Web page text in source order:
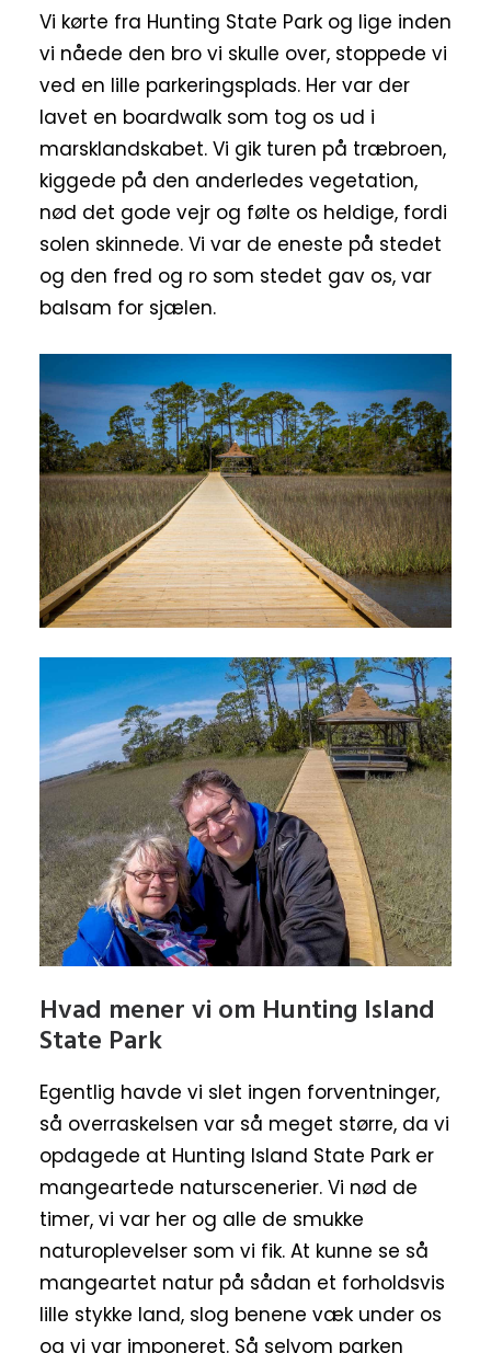
Vi kørte fra Hunting State Park og lige inden
vi nåede den bro vi skulle over, stoppede vi
ved en lille parkeringsplads. Her var der
lavet en boardwalk som tog os ud i
marsklandskabet. Vi gik turen på træbroen,
kiggede på den anderledes vegetation,
nød det gode vejr og følte os heldige, fordi
solen skinnede. Vi var de eneste på stedet
og den fred og ro som stedet gav os, var
balsam for sjælen.
Hvad mener vi om Hunting Island
State Park
Egentlig havde vi slet ingen forventninger,
så overraskelsen var så meget større, da vi
opdagede at Hunting Island State Park er
mangeartede naturscenerier. Vi nød de
timer, vi var her og alle de smukke
naturoplevelser som vi fik. At kunne se så
mangeartet natur på sådan et forholdsvis
lille stykke land, slog benene væk under os
og vi var imponeret. Så selvom parken